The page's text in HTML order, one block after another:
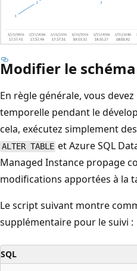
Modifier le
En règle générale, vous
temporelle pendant le
cela, exécutez simplement
ALTER TABLE et Azure SQL
Managed Instance propage
modifications apportées à la
Le script suivant montre
supplémentaire pour le suivi :
SQL